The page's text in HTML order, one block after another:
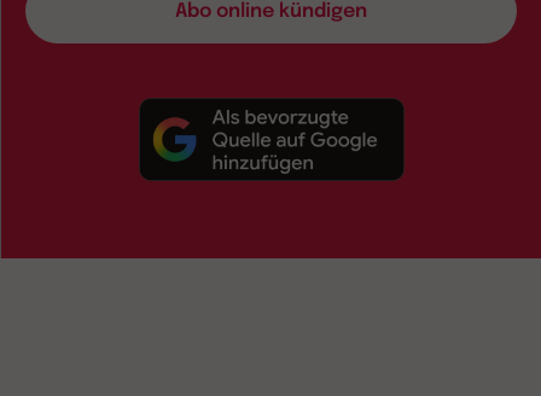
Abo online kündigen